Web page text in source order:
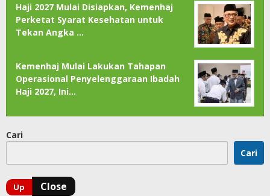
Haji 2027 Mulai Disiapkan, Kemenhaj
Perketat Syarat Kesehatan untuk
Tekan Angka …
Kemenhaj Mulai Lakukan Tahapan
Operasional Penyelenggaraan Ibadah
Haji 2027, Ini…
Cari
Cari